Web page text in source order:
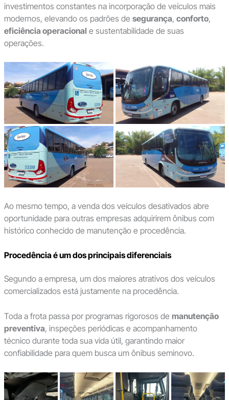
investimentos constantes na incorporação de veículos mais
modernos, elevando os padrões de segurança, conforto,
eficiência operacional e sustentabilidade de suas
operações.
Ao mesmo tempo, a venda dos veículos desativados abre
oportunidade para outras empresas adquirirem ônibus com
histórico conhecido de manutenção e procedência.
Procedência é um dos principais diferenciais
Segundo a empresa, um dos maiores atrativos dos veículos
comercializados está justamente na procedência.
Toda a frota passa por programas rigorosos de manutenção
preventiva, inspeções periódicas e acompanhamento
técnico durante toda sua vida útil, garantindo maior
confiabilidade para quem busca um ônibus seminovo.